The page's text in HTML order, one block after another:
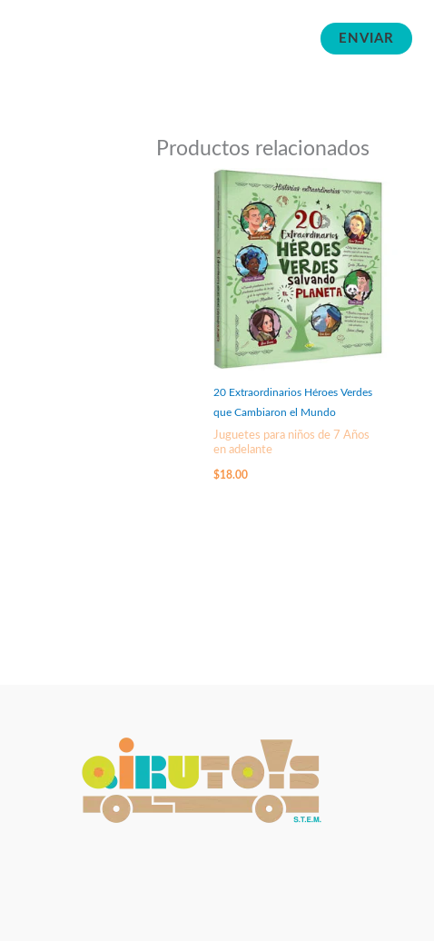
Productos relacionados
20 Extraordinarios Héroes Verdes
que Cambiaron el Mundo
Juguetes para niños de 7 Años
en adelante
$18.00